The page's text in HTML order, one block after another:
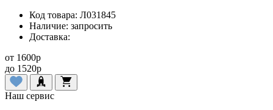
Код товара: Л031845
Наличие: запросить
Доставка:
от 1600p
до 1520p
Наш сервис